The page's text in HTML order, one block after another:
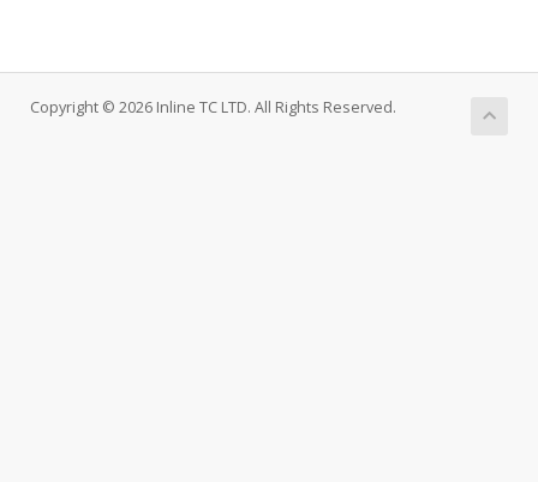
Copyright © 2026 Inline TC LTD. All Rights Reserved.